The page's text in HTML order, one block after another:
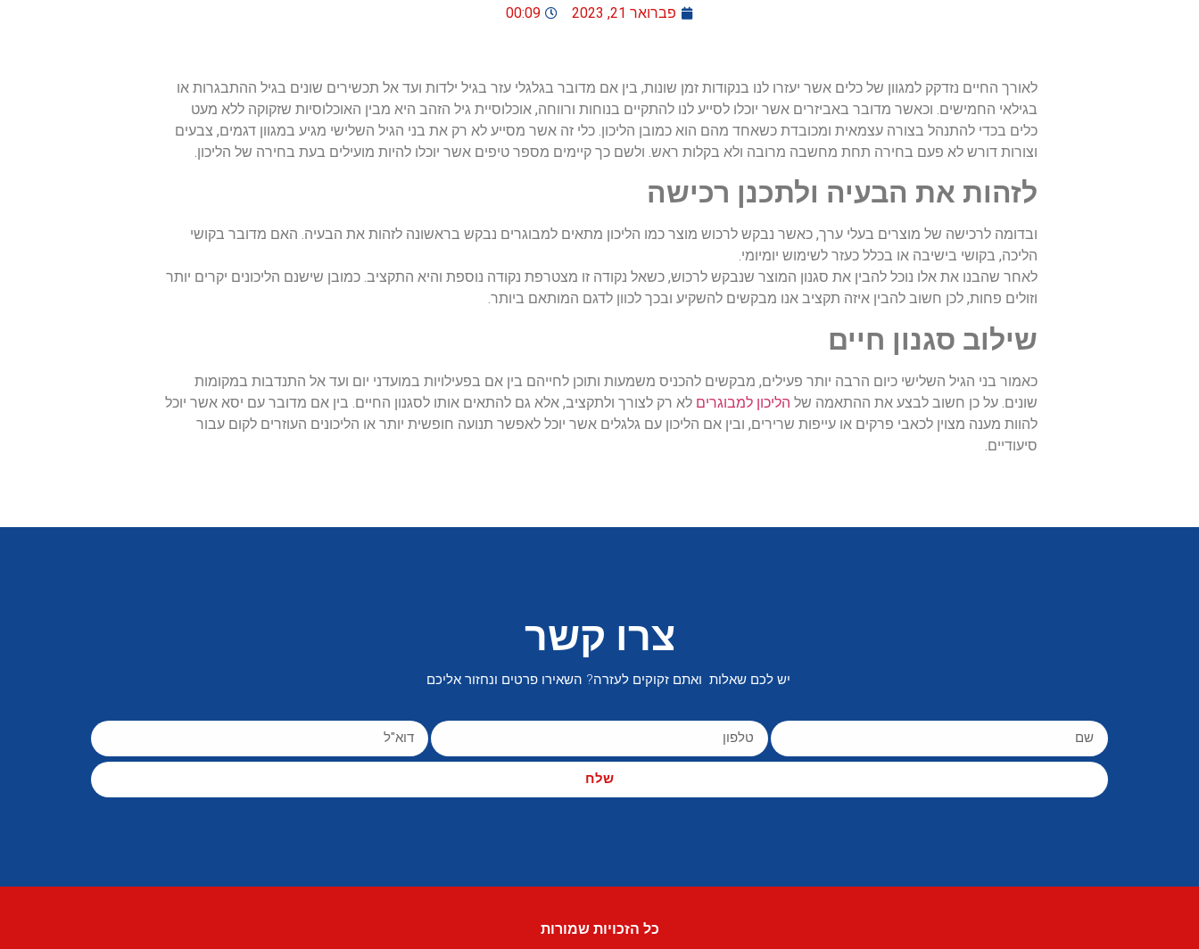
פברואר 21, 2023 00:09
לאורך החיים נזדקק למגוון של כלים אשר יעזרו לנו בנקודות זמן שונות, בין אם מדובר בגלגלי עזר בגיל ילדות ועד אל תכשירים שונים בגיל ההתבגרות או
בגילאי החמישים. וכאשר מדובר באביזרים אשר יוכלו לסייע לנו להתקיים בנוחות ורווחה, אוכלוסיית גיל הזהב היא מבין האוכלוסיות שזקוקה ללא מעט
כלים בכדי להתנהל בצורה עצמאית ומכובדת כשאחד מהם הוא כמובן הליכון. כלי זה אשר מסייע לא רק את בני הגיל השלישי מגיע במגוון דגמים, צבעים
וצורות דורש לא פעם בחירה תחת מחשבה מרובה ולא בקלות ראש. ולשם כך קיימים מספר טיפים אשר יוכלו להיות מועילים בעת בחירה של הליכון.
לזהות את הבעיה ולתכנן רכישה
ובדומה לרכישה של מוצרים בעלי ערך, כאשר נבקש לרכוש מוצר כמו הליכון מתאים למבוגרים נבקש בראשונה לזהות את הבעיה. האם מדובר בקושי
הליכה, בקושי בישיבה או בכלל כעזר לשימוש יומיומי.
לאחר שהבנו את אלו נוכל להבין את סגנון המוצר שנבקש לרכוש, כשאל נקודה זו מצטרפת נקודה נוספת והיא התקציב. כמובן שישנם הליכונים יקרים יותר
וזולים פחות, לכן חשוב להבין איזה תקציב אנו מבקשים להשקיע ובכך לכוון לדגם המותאם ביותר.
שילוב סגנון חיים
כאמור בני הגיל השלישי כיום הרבה יותר פעילים, מבקשים להכניס משמעות ותוכן לחייהם בין אם בפעילויות במועדני יום ועד אל התנדבות במקומות
שונים. על כן חשוב לבצע את ההתאמה של הליכון למבוגרים לא רק לצורך ולתקציב, אלא גם להתאים אותו לסגנון החיים. בין אם מדובר עם יסא אשר יוכל
להוות מענה מצוין לכאבי פרקים או עייפות שרירים, ובין אם הליכון עם גלגלים אשר יוכל לאפשר תנועה חופשית יותר או הליכונים העוזרים לקום עבור
סיעודיים.
צרו קשר
יש לכם שאלות ואתם זקוקים לעזרה? השאירו פרטים ונחזור אליכם
שלח
כל הזכויות שמורות